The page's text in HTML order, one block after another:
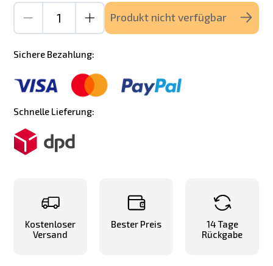
Produkt nicht verfügbar
Sichere Bezahlung:
Schnelle Lieferung:
Kostenloser
Versand
Bester Preis
14 Tage
Rückgabe